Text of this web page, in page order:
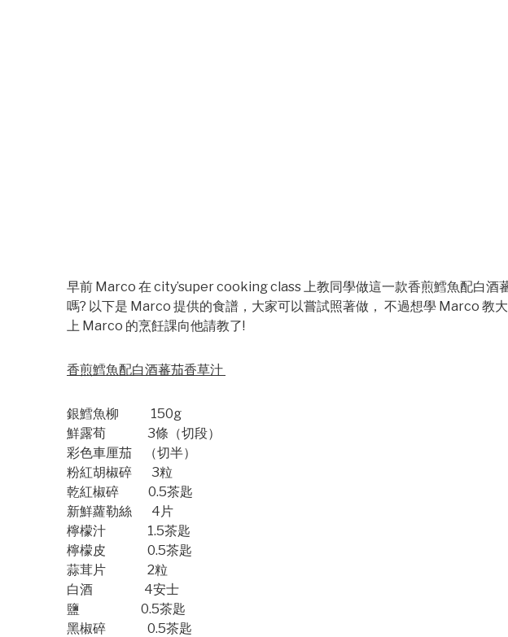
早前 Marco 在 city’super cooking class 上教同學做這一款香煎鱈魚配白酒
嗎? 以下是 Marco 提供的食譜，大家可以嘗試照著做， 不過想學 Marco 教
上 Marco 的烹飪課向他請教了!
香煎鱈魚配白酒蕃茄香草汁
銀鱈魚柳 150g
鮮露荀 3條（切段）
彩色車厘茄 （切半）
粉紅胡椒碎 3粒
乾紅椒碎 0.5茶匙
新鮮蘿勒絲 4片
檸檬汁 1.5茶匙
檸檬皮 0.5茶匙
蒜茸片 2粒
白酒 4安士
鹽 0.5茶匙
黑椒碎 0.5茶匙